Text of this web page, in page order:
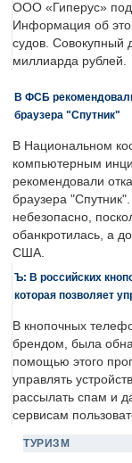
ООО «Гиперус»
Информация об
судов. Совокупный
миллиарда рублей.
В ФСБ
браузера "Спутник"
В Национальном
компьютерным
рекомендовали
браузера
небезопасно,
обанкротилась, а
США.
Ъ: В российских
которая позволяет
В кнопочных
брендом, была
помощью этого
управлять
рассылать спам и
сервисам
ТУРИЗМ